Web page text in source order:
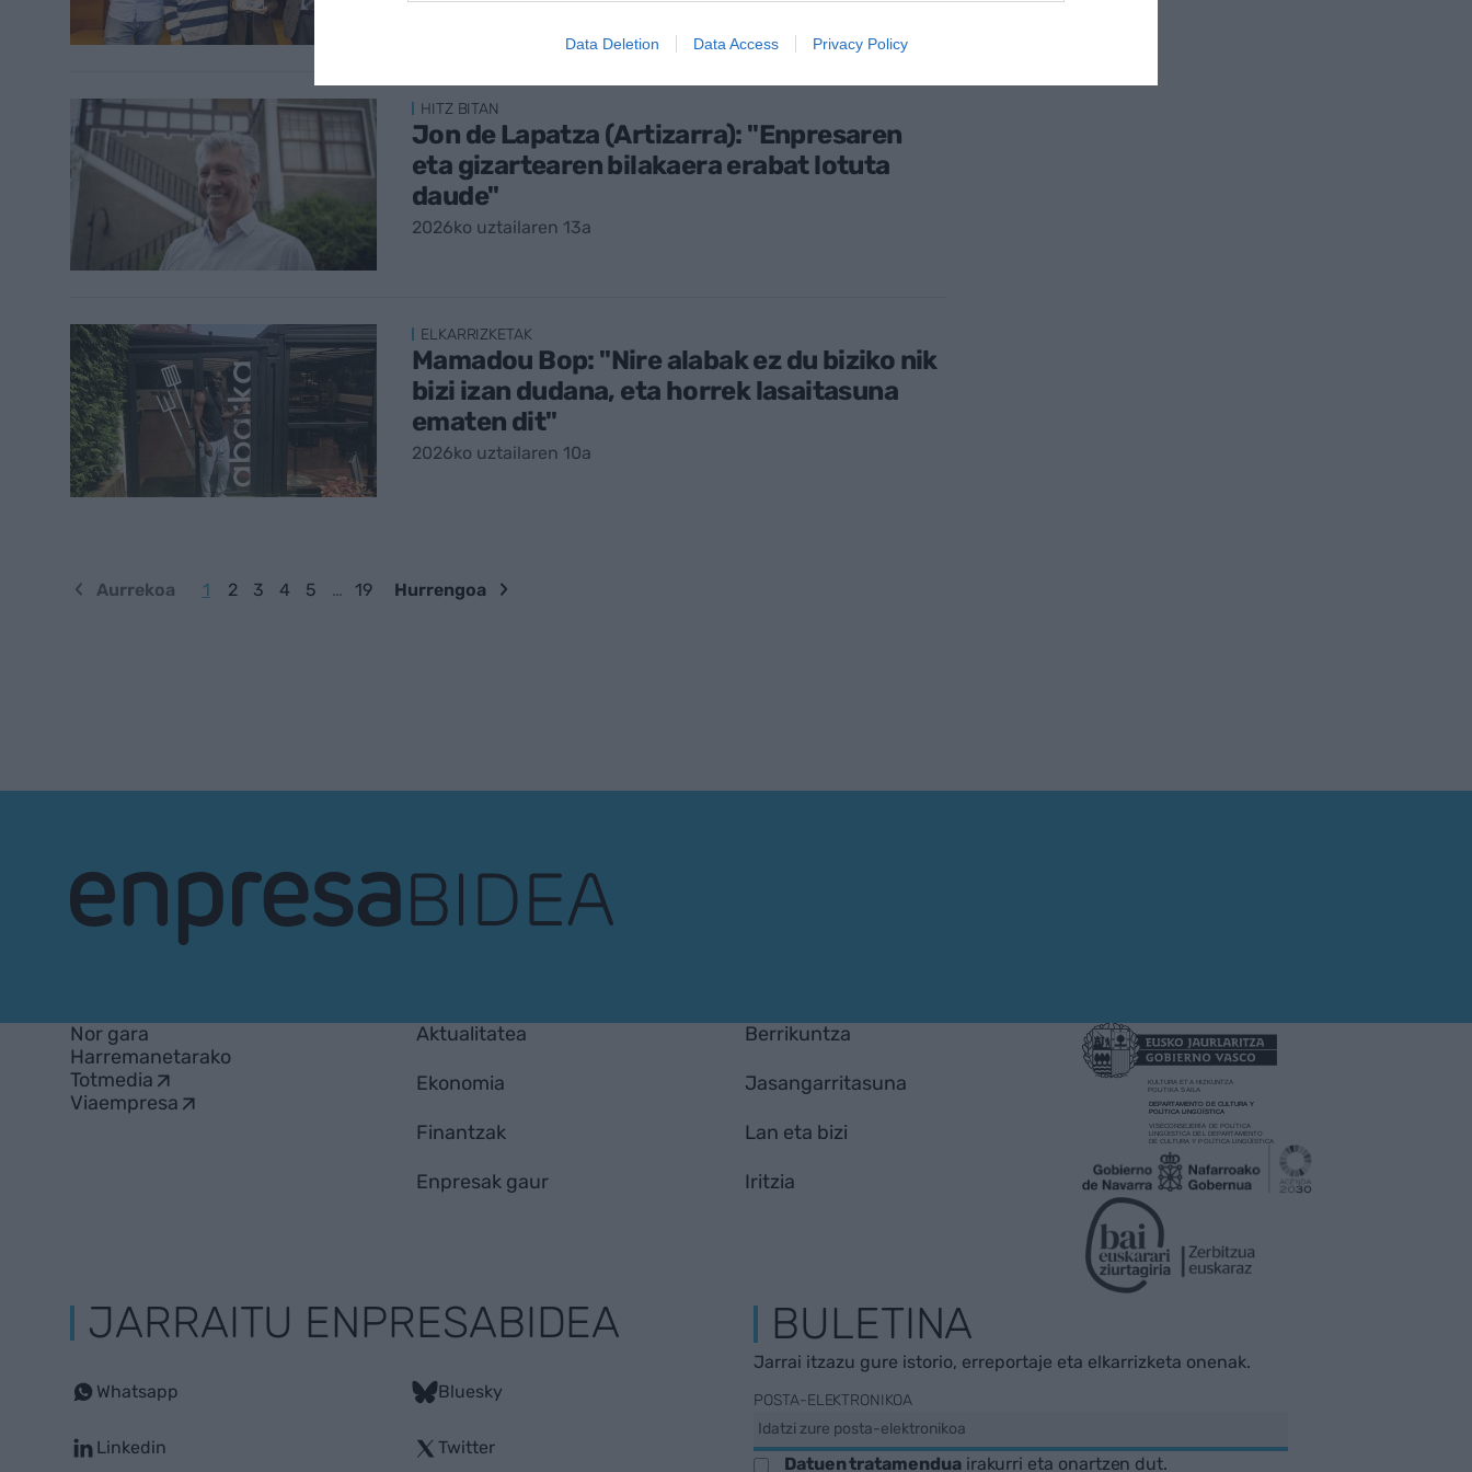
Data Deletion Data Access Privacy Policy
HITZ BITAN
Jon de Lapatza (Artizarra): "Enpresaren
eta gizartearen bilakaera erabat lotuta
daude"
2026ko uztailaren 13a
ELKARRIZKETAK
Mamadou Bop: "Nire alabak ez du biziko nik
bizi izan dudana, eta horrek lasaitasuna
ematen dit"
2026ko uztailaren 10a
Aurrekoa 1 2 3 4 5 … 19 Hurrengoa
Nor gara
Harremanetarako
Totmedia
Viaempresa
Aktualitatea
Ekonomia
Finantzak
Enpresak gaur
Berrikuntza
Jasangarritasuna
Lan eta bizi
Iritzia
JARRAITU ENPRESABIDEA
Whatsapp
Linkedin
Bluesky
Twitter
BULETINA
Jarrai itzazu gure istorio, erreportaje eta elkarrizketa onenak.
POSTA-ELEKTRONIKOA
Datuen tratamenduairakurri eta onartzen dut.